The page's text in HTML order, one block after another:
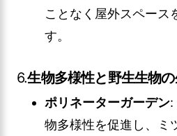
ことなく屋外スペース
す。
6.生物多様性と野生生物
ポリネーターガーデン:
物多様性を促進し、ミ